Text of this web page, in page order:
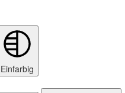
Einfarbig